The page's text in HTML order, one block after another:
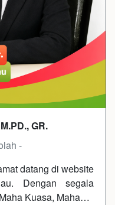
GR.
-
datang di website
Dengan segala
Kuasa, Maha…